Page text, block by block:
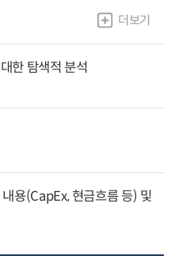
더보기
한 탐색적 분석
용(CapEx, 현금흐름 등) 및